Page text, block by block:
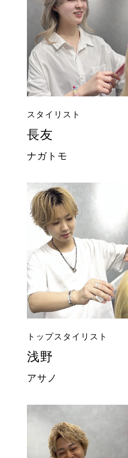
スタイリスト
長友
ナガトモ
トップスタイリスト
浅野
アサノ